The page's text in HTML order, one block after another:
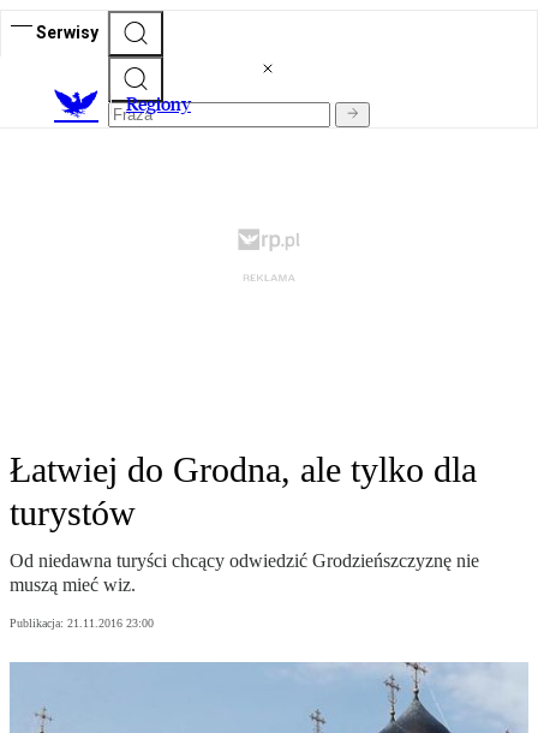
Serwisy
Regiony
Łatwiej do Grodna, ale tylko dla
turystów
Od niedawna turyści chcący odwiedzić Grodzieńszczyznę nie
muszą mieć wiz.
Publikacja: 21.11.2016 23:00